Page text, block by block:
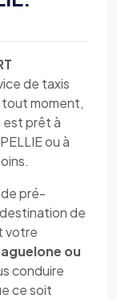
de taxis
tout moment,
prêt à
ou à
pré-
de
votre
ou
conduire
ce soit